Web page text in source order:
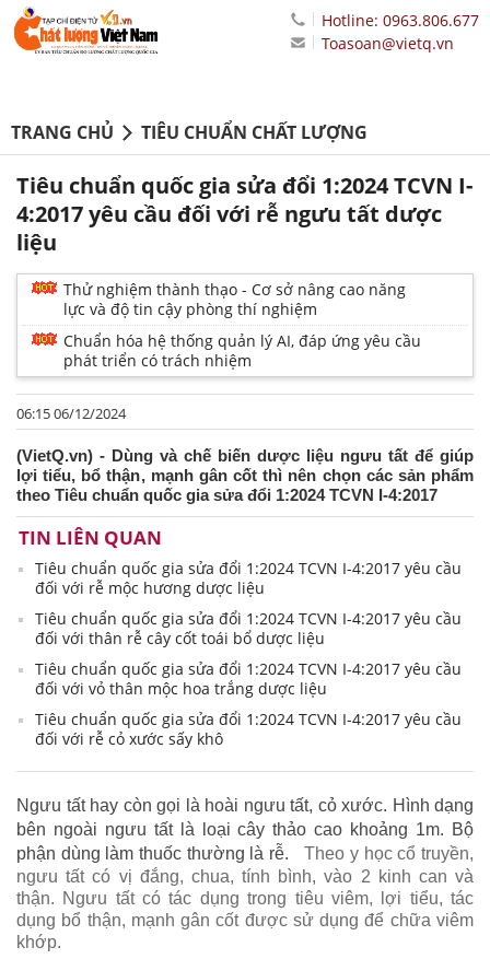
Hotline: 0963.806.677
Toasoan@vietq.vn
TRANG CHỦ TIÊU CHUẨN CHẤT LƯỢNG
Tiêu chuẩn quốc gia sửa đổi 1:2024 TCVN I-
4:2017 yêu cầu đối với rễ ngưu tất dược
liệu
Thử nghiệm thành thạo - Cơ sở nâng cao năng
lực và độ tin cậy phòng thí nghiệm
Chuẩn hóa hệ thống quản lý AI, đáp ứng yêu cầu
phát triển có trách nhiệm
06:15 06/12/2024
(VietQ.vn) - Dùng và chế biến dược liệu ngưu tất để giúp
lợi tiểu, bổ thận, mạnh gân cốt thì nên chọn các sản phẩm
theo Tiêu chuẩn quốc gia sửa đổi 1:2024 TCVN I-4:2017
TIN LIÊN QUAN
Tiêu chuẩn quốc gia sửa đổi 1:2024 TCVN I-4:2017 yêu cầu
đối với rễ mộc hương dược liệu
Tiêu chuẩn quốc gia sửa đổi 1:2024 TCVN I-4:2017 yêu cầu
đối với thân rễ cây cốt toái bổ dược liệu
Tiêu chuẩn quốc gia sửa đổi 1:2024 TCVN I-4:2017 yêu cầu
đối với vỏ thân mộc hoa trắng dược liệu
Tiêu chuẩn quốc gia sửa đổi 1:2024 TCVN I-4:2017 yêu cầu
đối với rễ cỏ xước sấy khô
Ngưu tất hay còn gọi là hoài ngưu tất, cỏ xước. Hình dạng
bên ngoài ngưu tất là loại cây thảo cao khoảng 1m. Bộ
phận dùng làm thuốc thường là rễ.
Theo y học cổ truyền,
ngưu tất có vị đắng, chua, tính bình, vào 2 kinh can và
thận. Ngưu tất có tác dụng trong tiêu viêm, lợi tiểu, tác
dụng bổ thận, mạnh gân cốt được sử dụng để chữa viêm
khớp.